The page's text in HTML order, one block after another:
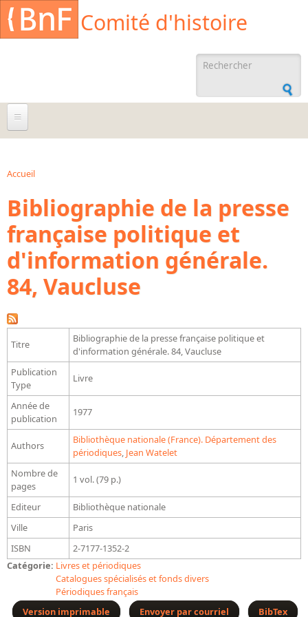
Aller au contenu principal
Comité d'histoire
recherche
À propos
Agenda
Ressources documentaires
Archives administratives
Archives orales
Bibliographies
Bibliographie sur la BnF
France
Dictionnaire de la BnF
Dictionnaire BnF : recherche avancée
Dictionnaire BnF : index
Dictionnaire des fonds spéciaux et des principales collections et
provenances
Recherche de fonds, collections et provenances
L'histoire de la BnF en objets
Organigrammes de la bibliothèque
Rapports d'activité de la Bibliothèque
Répertoire
Accueil
Bibliographie de la presse
française politique et
d'information générale.
84, Vaucluse
Titre
Bibliographie de la presse française politique et
d'information générale. 84, Vaucluse
Publication
Type
Livre
Année de
publication
1977
Authors
Bibliothèque nationale (France). Département des
périodiques, Jean Watelet
Nombre de
pages
1 vol. (79 p.)
Editeur
Bibliothèque nationale
Ville
Paris
ISBN
2-7177-1352-2
Catégorie: Livres et périodiques
Catalogues spécialisés et fonds divers
Périodiques français
Version imprimable
Envoyer par courriel BibTex
Cookies management panel